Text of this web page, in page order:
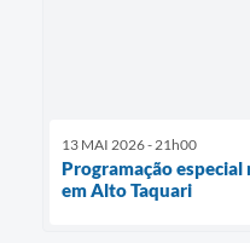
13 MAI 2026 - 21h00
Programação
em Alto Taquari